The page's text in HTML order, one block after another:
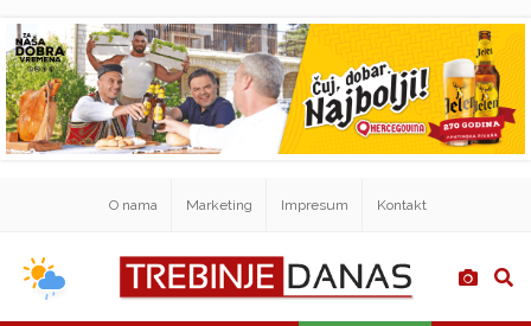
O nama Marketing Impresum Kontakt